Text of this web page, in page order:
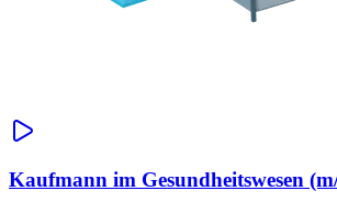
Kaufmann im Gesundheitswesen